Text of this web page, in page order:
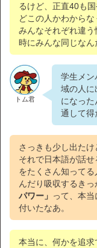
るけど、正直40も
どこの人かわからな
みんなそれぞれ違
時にみんな同じなん
トム君
学生メン
域の人に
になっ
通して得
さっきも少し出たけ
それで日本語が話
をたくさん知って
んだり吸収するき
パワー」 って、本
付いたなあ。
本当に、何かを追